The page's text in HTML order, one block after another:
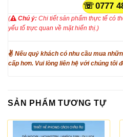
0777
( Chú ý: Chi tiết sản phẩm thực tế có
yếu tố trực quan về mặt hiển thị.)
✌ Nếu quý khách có nhu cầu mua
cấp hơn. Vui lòng liên hệ với chúng tôi
SẢN PHẨM TƯƠNG TỰ